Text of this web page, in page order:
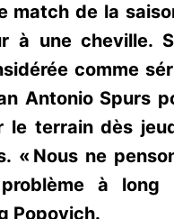
match de la
à une cheville.
comme
Antonio Spurs
le terrain dès
« Nous ne
à long
Popovich.